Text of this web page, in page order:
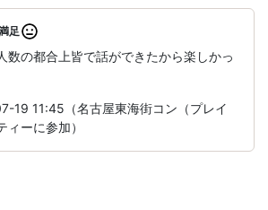
足
数の都合上皆で話ができたから楽しかっ
19 11:45（名古屋東海街コン（プレイ
ーに参加）